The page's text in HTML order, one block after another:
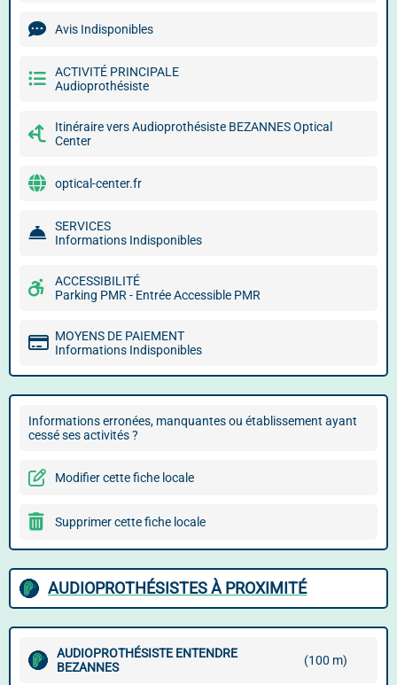
Avis Indisponibles
ACTIVITÉ PRINCIPALE
Audioprothésiste
Itinéraire vers Audioprothésiste BEZANNES Optical
Center
optical-center.fr
SERVICES
Informations Indisponibles
ACCESSIBILITÉ
Parking PMR - Entrée Accessible PMR
MOYENS DE PAIEMENT
Informations Indisponibles
Informations erronées, manquantes ou établissement ayant
cessé ses activités ?
Modifier cette fiche locale
Supprimer cette fiche locale
AUDIOPROTHÉSISTES À PROXIMITÉ
AUDIOPROTHÉSISTE ENTENDRE
BEZANNES
(100 m)